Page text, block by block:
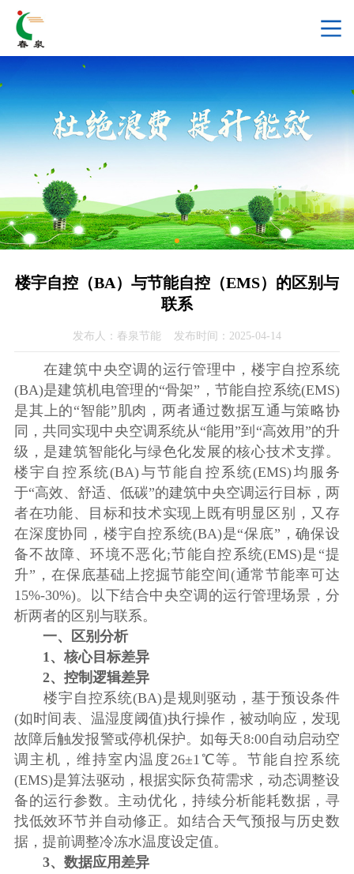
楼宇自控（BA）与节能自控（EMS）的区别与
联系
发布人：春泉节能 发布时间：2025-04-14
在建筑中央空调的运行管理中，楼宇自控系统
(BA)是建筑机电管理的“骨架”，节能自控系统(EMS)
是其上的“智能”肌肉，两者通过数据互通与策略协
同，共同实现中央空调系统从“能用”到“高效用”的升
级，是建筑智能化与绿色化发展的核心技术支撑。
楼宇自控系统(BA)与节能自控系统(EMS)均服务
于“高效、舒适、低碳”的建筑中央空调运行目标，两
者在功能、目标和技术实现上既有明显区别，又存
在深度协同，楼宇自控系统(BA)是“保底”，确保设
备不故障、环境不恶化;节能自控系统(EMS)是“提
升”，在保底基础上挖掘节能空间(通常节能率可达
15%-30%)。以下结合中央空调的运行管理场景，分
析两者的区别与联系。
一、区别分析
1、核心目标差异
2、控制逻辑差异
楼宇自控系统(BA)是规则驱动，基于预设条件
(如时间表、温湿度阈值)执行操作，被动响应，发现
故障后触发报警或停机保护。如每天8:00自动启动空
调主机，维持室内温度26±1℃等。节能自控系统
(EMS)是算法驱动，根据实际负荷需求，动态调整设
备的运行参数。主动优化，持续分析能耗数据，寻
找低效环节并自动修正。如结合天气预报与历史数
据，提前调整冷冻水温度设定值。
3、数据应用差异